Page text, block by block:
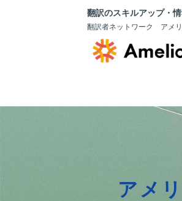
翻訳のスキルアップ・
翻訳者ネットワーク アメ
アメ